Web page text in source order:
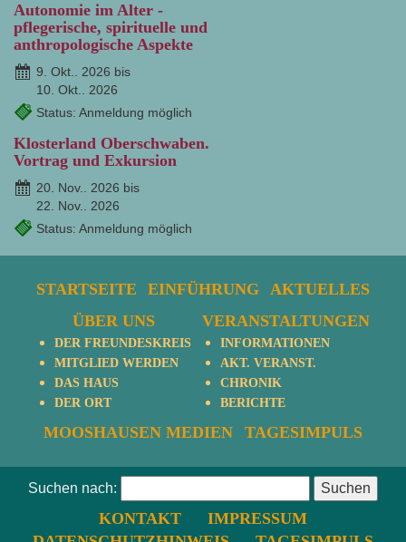
Autonomie im Alter -
pflegerische, spirituelle und
anthropologische Aspekte
9. Okt.. 2026 bis
10. Okt.. 2026
Status: Anmeldung möglich
Klosterland Oberschwaben.
Vortrag und Exkursion
20. Nov.. 2026 bis
22. Nov.. 2026
Status: Anmeldung möglich
STARTSEITE EINFÜHRUNG
AKTUELLES
ÜBER UNS
DER FREUNDESKREIS
MITGLIED WERDEN
DAS HAUS
DER ORT
VERANSTALTUNGEN
INFORMATIONEN
AKT. VERANST.
CHRONIK
BERICHTE
MOOSHAUSEN MEDIEN TAGESIMPULS
Suchen nach:
KONTAKT
IMPRESSUM